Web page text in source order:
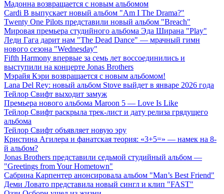
Мадонна возвращается с новым альбомом
Cardi B выпускает новый альбом "Am I The Drama?"
Twenty One Pilots представили новый альбом "Breach"
Мировая премьера студийного альбома Эда Ширана "Play"
Леди Гага дарит нам "The Dead Dance" — мрачный гимн
нового сезона "Wednesday"
Fifth Harmony впервые за семь лет воссоединились и
выступили на концерте Jonas Brothers
Мэрайя Кэри возвращается с новым альбомом!
Lana Del Rey: новый альбом Stove выйдет в январе 2026 года
Тейлор Свифт выходит замуж
Премьера нового альбома Maroon 5 — Love Is Like
Тейлор Свифт раскрыла трек-лист и дату релиза грядущего
альбома
Тейлор Свифт объявляет новую эру
Кристина Агилера и фанатская теория: «3+5=» — намек на 8-
й альбом?
Jonas Brothers представили седьмой студийный альбом —
"Greetings from Your Hometown"
Сабрина Карпентер анонсировала альбом "Man’s Best Friend"
Деми Ловато представила новый сингл и клип "FAST"